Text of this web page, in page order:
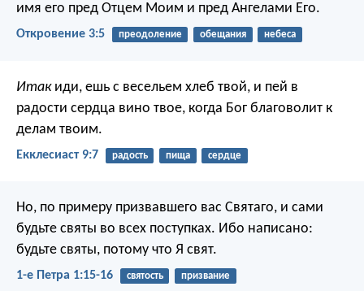
имя его пред Отцем Моим и пред Ангелами Его.
Откровение 3:5 преодоление обещания небеса
Итакиди, ешь с весельем хлеб твой, и пей в
радости сердца вино твое, когда Бог благоволит к
делам твоим.
Екклесиаст 9:7 радость пища сердце
Но, по примеру призвавшего вас Святаго, и сами
будьте святы во всех поступках. Ибо написано:
будьте святы, потому что Я свят.
1-е Петра 1:15-16 святость призвание